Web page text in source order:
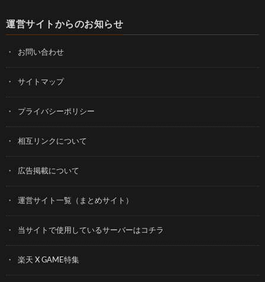
運営サイトからのお知らせ
お問い合わせ
サイトマップ
プライバシーポリシー
相互リンクについて
広告掲載について
運営サイト一覧（まとめサイト）
当サイトで使用しているサーバーはコチラ
楽天 X GAME特集